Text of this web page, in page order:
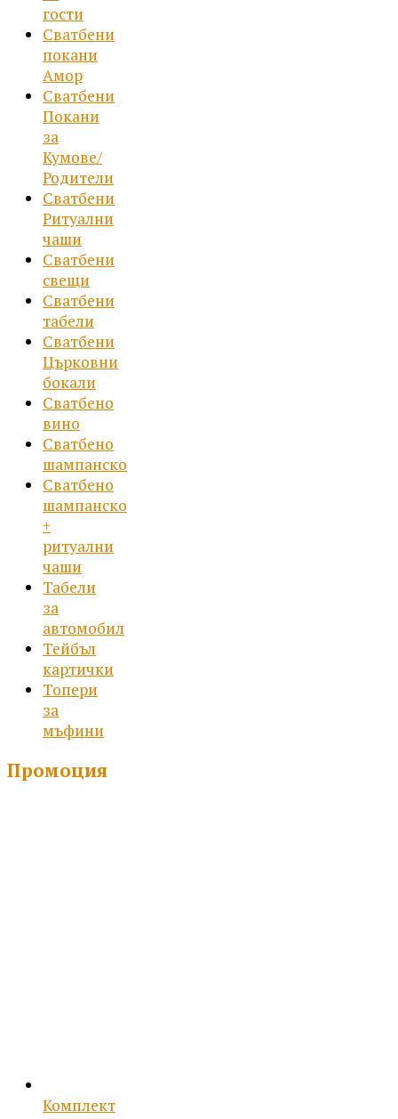
гости
Сватбени
покани
Амор
Сватбени
Покани
за
Кумове/
Родители
Сватбени
Ритуални
чаши
Сватбени
свещи
Сватбени
табели
Сватбени
Църковни
бокали
Сватбено
вино
Сватбено
шампанско
Сватбено
шампанско
+
ритуални
чаши
Табели
за
автомобил
Тейбъл
картички
Топери
за
мъфини
Промоция
Комплект